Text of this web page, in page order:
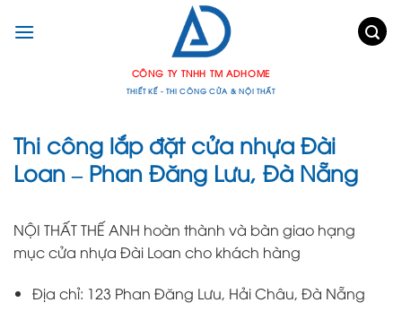
đến
CÔNG TY TNHH TM ADHOME
THIẾT KẾ - THI CÔNG CỬA & NỘI THẤT
Thi công lắp đặt cửa nhựa Đài
Loan – Phan Đăng Lưu, Đà Nẵng
NỘI THẤT THẾ ANH hoàn thành và bàn giao hạng
mục cửa nhựa Đài Loan cho khách hàng
Địa chỉ: 123 Phan Đăng Lưu, Hải Châu, Đà Nẵng